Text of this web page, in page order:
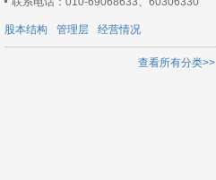
股本结构 管理层 经营情况
查看所有分类>>